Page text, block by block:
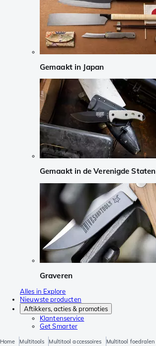
Gemaakt in Japan
Gemaakt in de Verenigde Staten
Graveren
Alles in Explore
Nieuwste producten
Aftikkers, acties & promoties
Klantenservice
Get Smarter
Home Multitools Multitool accessoires Multitool foedralen